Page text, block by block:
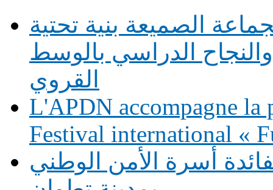
الصميعة بنية تحتية
الدراسي بالوسط
القروي
L'APDN accompagne la
Festival international «
أسرة الأمن الوطني